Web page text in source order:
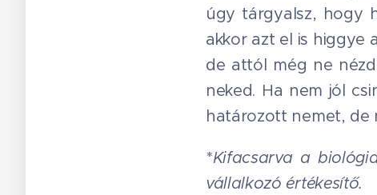
úgy tárgyalsz, hogy
akkor azt el is higgye
de attól még ne
neked. Ha nem jól
határozott nemet, de
*Kifacsarva a
vállalkozó értékesítő.